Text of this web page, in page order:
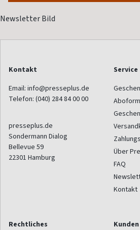
Kontakt
Email: info@presseplus.de
Telefon: (040) 284 84 00 00
presseplus.de
Sondermann Dialog
Bellevue 59
22301 Hamburg
Service
Über
FAQ
Kontakt
Rechtliches